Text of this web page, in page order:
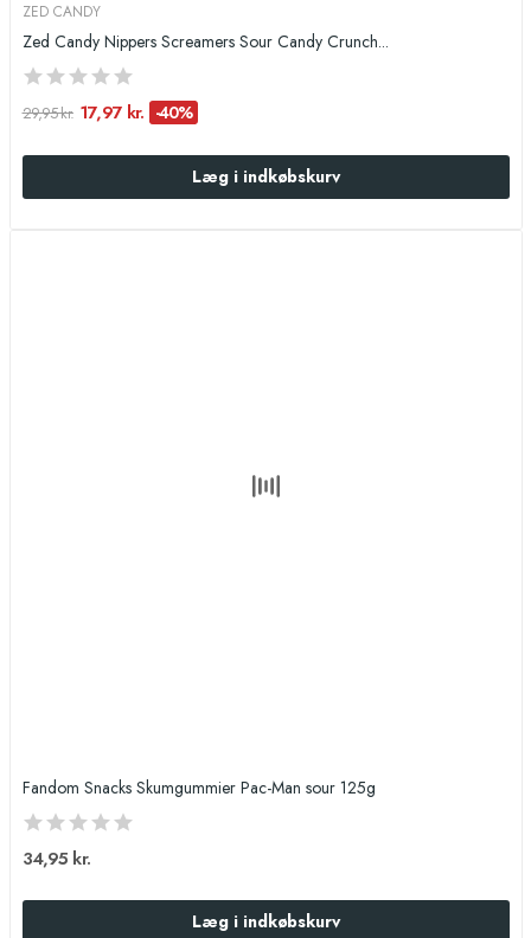
ZED CANDY
Zed Candy Nippers Screamers Sour Candy Crunch...
29,95 kr. 17,97 kr. -40%
Læg i indkøbskurv
Fandom Snacks Skumgummier Pac-Man sour 125g
34,95 kr.
Læg i indkøbskurv